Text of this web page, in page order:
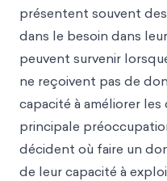
présentent souvent
dans le besoin dans
peuvent survenir
ne reçoivent pas de
capacité à améliorer
principale
décident où faire un
de leur capacité à